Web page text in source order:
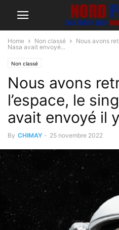
Home Non classé
Nous avons
Nasa avait envoyé...
Non classé
Nous avons
l’espace, le
avait envoyé il
By CHIMAY - 25 novembre 2022